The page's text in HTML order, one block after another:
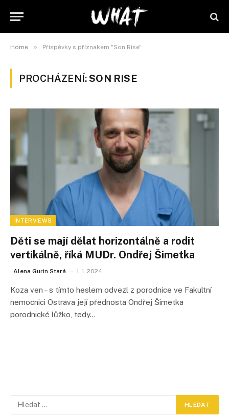
Home » Příspěvky s příznakem "Son Rise"
PROCHÁZENÍ:SON RISE
INTERVIEWS
Děti se mají dělat horizontálně a rodit
vertikálně, říká MUDr. Ondřej Šimetka
Alena Gurin Stará 1. 1. 2024
Koza ven – s tímto heslem odvezl z porodnice ve Fakultní
nemocnici Ostrava její přednosta Ondřej Šimetka
porodnické lůžko, tedy…